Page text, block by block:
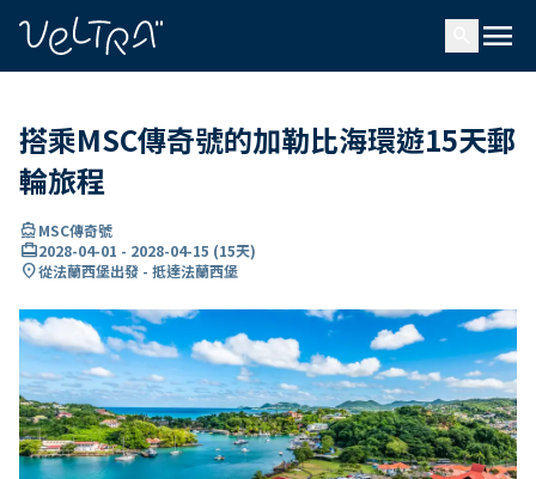
menu
搭乘MSC傳奇號的加勒比海環遊15天郵
輪旅程
directions_boatMSC傳奇號
card_travel2028-04-01 - 2028-04-15 (15天)
location_on從法蘭西堡出發 - 抵達法蘭西堡